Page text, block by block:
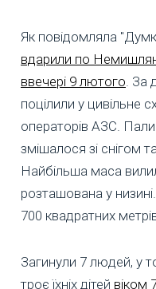
Як повідомляла
вдарили по
ввечері 9 лютого. За
поцілили у цивільне
операторів АЗС.
змішалося зі снігом
Найбільша маса
розташована у
700 квадратних
Загинули 7 людей, у
троє їхніх дітей віком